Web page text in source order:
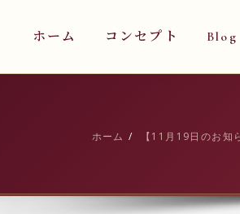
ホーム コンセプト Blog
ホーム 【11月19日のお知